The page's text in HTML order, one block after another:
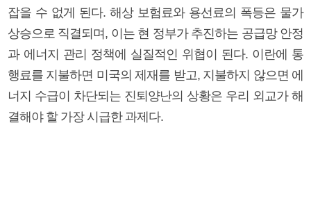
잡을 수 없게 된다. 해상 보험료와 용선료의 폭등은 물가
상승으로 직결되며, 이는 현 정부가 추진하는 공급망 안정
과 에너지 관리 정책에 실질적인 위협이 된다. 이란에 통
행료를 지불하면 미국의 제재를 받고, 지불하지 않으면 에
너지 수급이 차단되는 진퇴양난의 상황은 우리 외교가 해
결해야 할 가장 시급한 과제다.